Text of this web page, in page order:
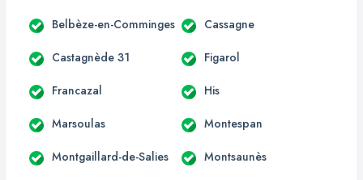
Belbèze-en-Comminges Cassagne
Castagnède 31 Figarol
Francazal His
Marsoulas Montespan
Montgaillard-de-Salies Montsaunès